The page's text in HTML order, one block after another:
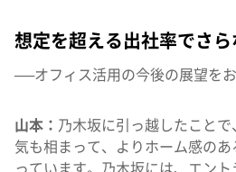
想定を超える出社率でさ
──オフィス活用の今後の展望をお
山本： 乃木坂に引っ越したこと
気も相まって、よりホーム感の
っています。乃木坂には、エン